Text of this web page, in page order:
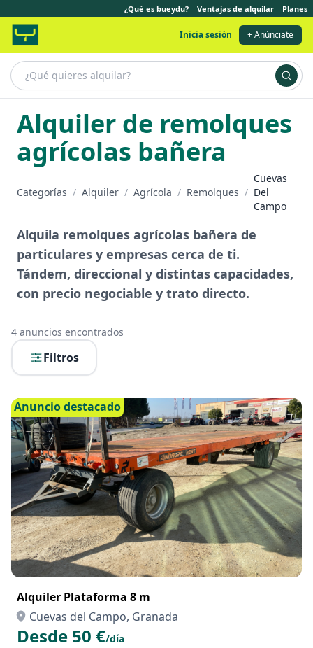
¿Qué es bueydu? Ventajas de alquilar Planes
Inicia sesión + Anúnciate
Alquiler de remolques
agrícolas bañera
Categorías / Alquiler / Agrícola / Remolques /
Cuevas
Del
Campo
Alquila remolques agrícolas bañera de
particulares y empresas cerca de ti.
Tándem, direccional y distintas capacidades,
con precio negociable y trato directo.
4 anuncios encontrados
Filtros
Anuncio destacado
Alquiler Plataforma 8 m
Cuevas del Campo, Granada
Desde 50 €/día